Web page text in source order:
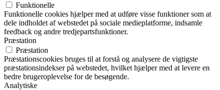
Funktionelle
Funktionelle cookies hjælper med at udføre visse funktioner som at
dele indholdet af webstedet på sociale medieplatforme, indsamle
feedback og andre tredjepartsfunktioner.
Præstation
Præstation
Præstationscookies bruges til at forstå og analysere de vigtigste
præstationsindekser på webstedet, hvilket hjælper med at levere en
bedre brugeroplevelse for de besøgende.
Analytiske